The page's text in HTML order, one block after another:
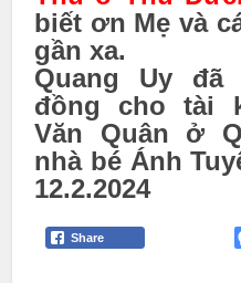
biết ơn Mẹ và
gần xa.
Quang Uy đã
đồng cho tài
Văn Quân ở
nhà bé Ánh
12.2.2024
Share